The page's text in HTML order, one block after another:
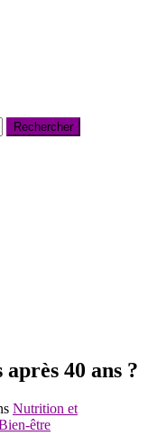
40 ans ?
Nutrition et
être